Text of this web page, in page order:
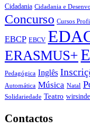
Cidadania Cidadania e
Concurso Cursos
EBCP EBCV
ERASMUS+
Pedagógica Inglês
Automática Música Natal
Solidariedade Teatro
Contactos